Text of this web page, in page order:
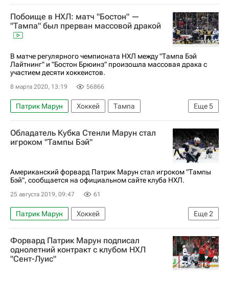
Национальная хоккейная лига (НХЛ)
Тампа-Бэй Лайтнинг
Детройт Ред Уингз
Побоище в НХЛ: матч "Бостон" —
"Тампа" был прерван массовой дракой
В матче регулярного чемпионата НХЛ между "Тампа Бэй
Лайтнинг" и "Бостон Брюинз" произошла массовая драка с
участием десяти хоккеистов.
8 марта 2020, 13:19 56866
Еще5
Патрик Марун Хоккей
Тампа
Никита Кучеров
Национальная хоккейная лига (НХЛ)
Михаил Сергачев
Обладатель Кубка Стенли Марун стал
игроком "Тампы Бэй"
Американский форвард Патрик Марун стал игроком "Тампы
Бэй", сообщается на официальном сайте клуба НХЛ.
25 августа 2019, 09:47 61
Еще2
Патрик Марун
Хоккей
Тампа-Бэй Лайтнинг
Сент-Луис Блюз
Форвард Патрик Марун подписал
однолетний контракт с клубом НХЛ
"Сент-Луис"